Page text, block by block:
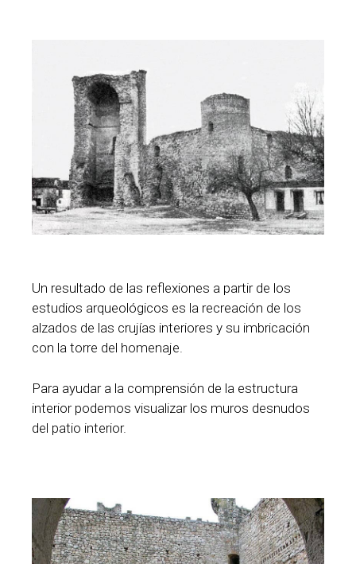
Un resultado de las reflexiones a partir de los
estudios arqueológicos es la recreación de los
alzados de las crujías interiores y su imbricación
con la torre del homenaje.
Para ayudar a la comprensión de la estructura
interior podemos visualizar los muros desnudos
del patio interior.